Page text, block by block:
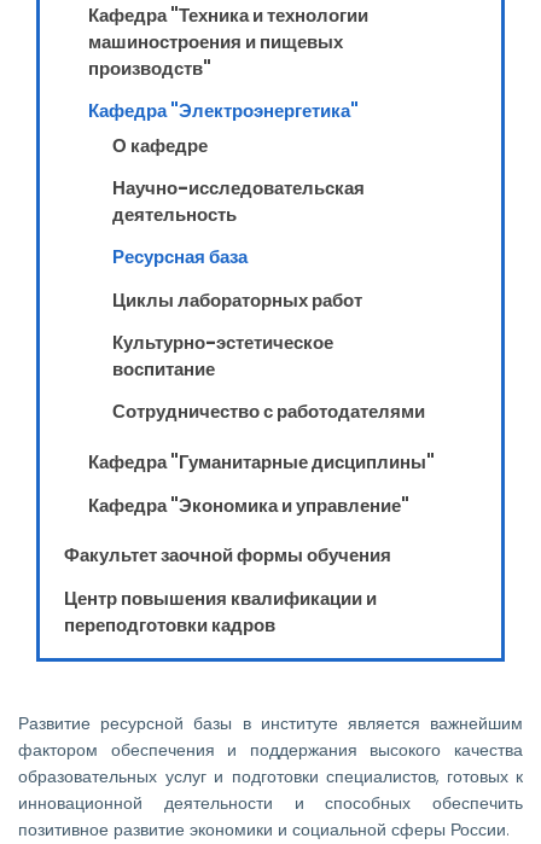
Кафедра "Техника и технологии
машиностроения и пищевых
производств"
Кафедра "Электроэнергетика"
О кафедре
Научно-исследовательская
деятельность
Ресурсная база
Циклы лабораторных работ
Культурно-эстетическое
воспитание
Сотрудничество с работодателями
Кафедра "Гуманитарные дисциплины"
Кафедра "Экономика и управление"
Факультет заочной формы обучения
Центр повышения квалификации и
переподготовки кадров
Развитие ресурсной базы в институте является важнейшим
фактором обеспечения и поддержания высокого качества
образовательных услуг и подготовки специалистов, готовых к
инновационной деятельности и способных обеспечить
позитивное развитие экономики и социальной сферы России.